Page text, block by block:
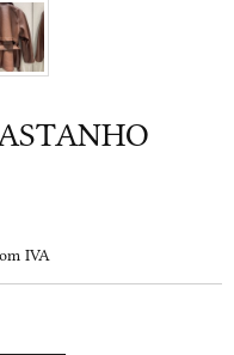
IVA